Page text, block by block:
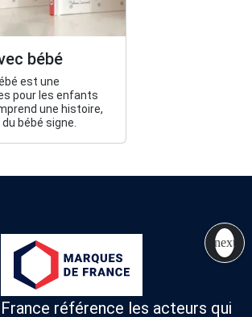
bébé
est une
pour les enfants
une histoire,
bébé signe.
référence les acteurs qui